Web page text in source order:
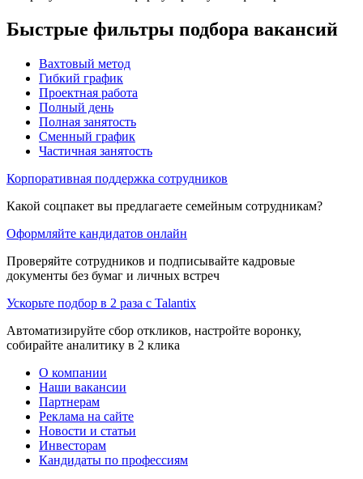
Быстрые фильтры подбора вакансий
Вахтовый метод
Гибкий график
Проектная работа
Полный день
Полная занятость
Сменный график
Частичная занятость
Корпоративная поддержка сотрудников
Какой соцпакет вы предлагаете семейным сотрудникам?
Оформляйте кандидатов онлайн
Проверяйте сотрудников и подписывайте кадровые
документы без бумаг и личных встреч
Ускорьте подбор в 2 раза с Talantix
Автоматизируйте сбор откликов, настройте воронку,
собирайте аналитику в 2 клика
О компании
Наши вакансии
Партнерам
Реклама на сайте
Новости и статьи
Инвесторам
Кандидаты по профессиям